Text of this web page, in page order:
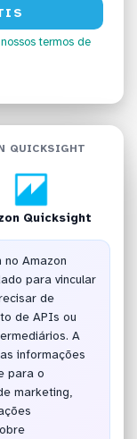
termos de
QUICKSIGHT
Quicksight
no Amazon
para vincular
de
de APIs ou
A
informações
para o
marketing,